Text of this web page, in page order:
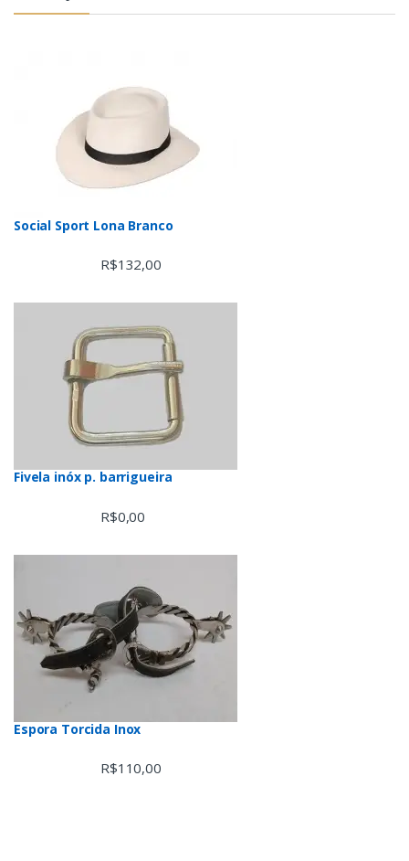
Social Sport Lona Branco
R$132,00
Fivela inóx p. barrigueira
R$0,00
Espora Torcida Inox
R$110,00